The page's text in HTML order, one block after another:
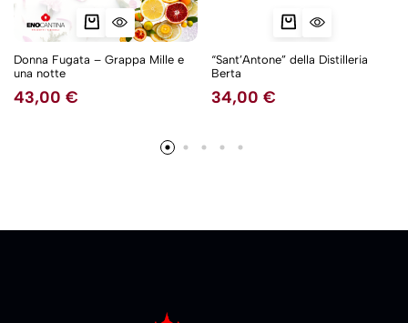
Donna Fugata – Grappa Mille e
una notte
43,00 €
“Sant’Antone” della Distilleria
Berta
34,00 €